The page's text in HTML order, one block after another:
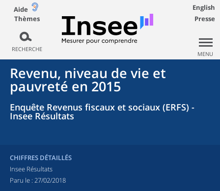
Aide
Thèmes
RECHERCHE
English
Presse
MENU
Revenu, niveau de vie et
pauvreté en 2015
Enquête Revenus fiscaux et sociaux (ERFS) -
Insee Résultats
CHIFFRES DÉTAILLÉS
Insee Résultats
Paru le : 27/02/2018